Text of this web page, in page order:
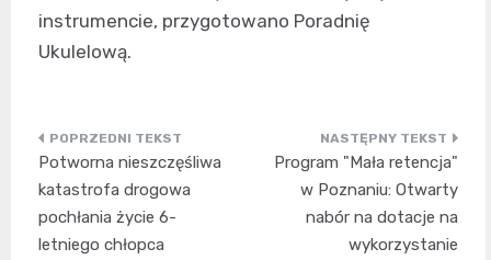
instrumencie, przygotowano Poradnię
Ukulelową.
Nawigacja
wpisu
Potworna nieszczęśliwa
katastrofa drogowa
pochłania życie 6-
letniego chłopca
Program "Mała retencja"
w Poznaniu: Otwarty
nabór na dotacje na
wykorzystanie